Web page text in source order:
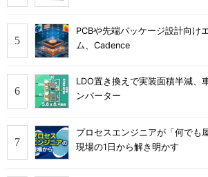
PCBや先端パッケージ設計向け
ム、Cadence
LDO置き換えで実装面積半減、
ンバーター
プロセスエンジニアが「何でも
現場の1日から解き明かす